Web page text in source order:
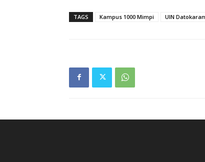
TAGS Kampus 1000 Mimpi UIN